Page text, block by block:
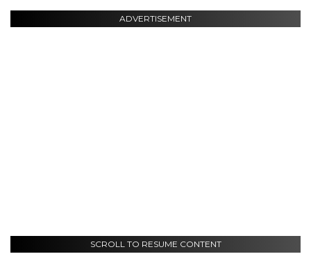
ADVERTISEMENT
SCROLL TO RESUME CONTENT